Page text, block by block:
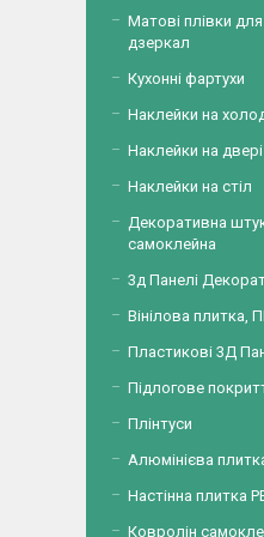
Матові плівки для
дзеркал
Кухонні фартухи
Наклейки на
Наклейки на двері
Наклейки на стіл
Декоративна
самоклейна
3д Панелі
Вінілова плитка,
Пластикові 3Д
Підлогове
Плінтуси
Алюмінієва
Настінна плитка
Ковролін